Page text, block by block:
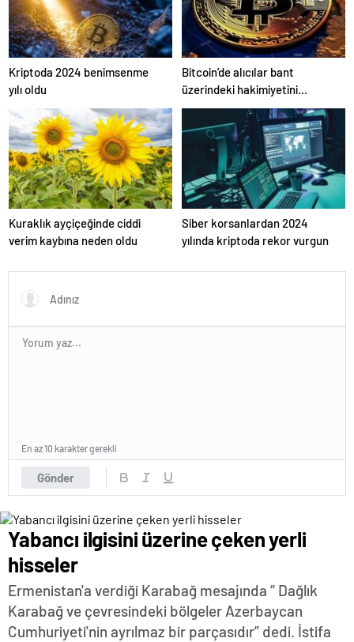
Kriptoda 2024 benimsenme
yılı oldu
Bitcoin’de alıcılar bant
üzerindeki hakimiyetini
kaybetti
Kuraklık ayçiçeğinde ciddi
verim kaybına neden oldu
Siber korsanlardan 2024
yılında kriptoda rekor vurgun
Gönder
En az 10 karakter gerekli
Yabancı ilgisini üzerine çeken yerli
hisseler
Ermenistan'a verdiği Karabağ mesajında “ Dağlık
Karabağ ve çevresindeki bölgeler Azerbaycan
Cumhuriyeti'nin ayrılmaz bir parçasıdır” dedi. İstifa